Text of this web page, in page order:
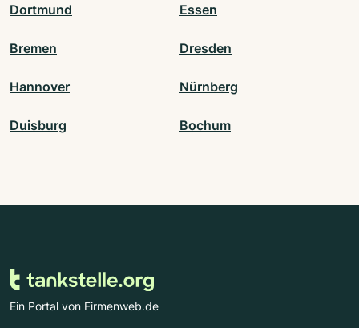
Dortmund Essen
Bremen Dresden
Hannover Nürnberg
Duisburg Bochum
Ein Portal von Firmenweb.de